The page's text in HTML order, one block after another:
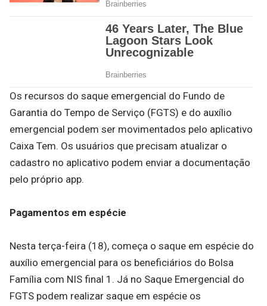
Os recursos do saque emergencial do Fundo de
Garantia do Tempo de Serviço (FGTS) e do auxílio
emergencial podem ser movimentados pelo aplicativo
Caixa Tem. Os usuários que precisam atualizar o
cadastro no aplicativo podem enviar a documentação
pelo próprio app.
Pagamentos em espécie
Nesta terça-feira (18), começa o saque em espécie do
auxílio emergencial para os beneficiários do Bolsa
Família com NIS final 1. Já no Saque Emergencial do
FGTS podem realizar saque em espécie os